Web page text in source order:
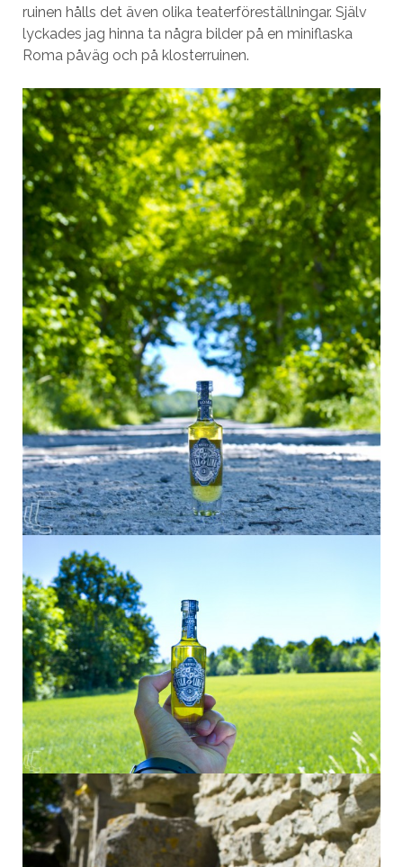
ruinen hålls det även olika teaterföreställningar. Själv
lyckades jag hinna ta några bilder på en miniflaska
Roma påväg och på klosterruinen.